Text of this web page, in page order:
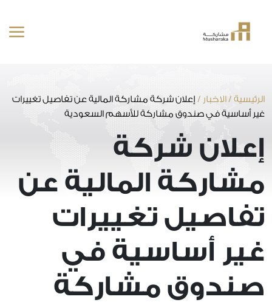
المحتوى
الرئيسية /الاخبار / إعلان شركة مشاركة المالية عن تفاصيل تغييرات
غير أساسية في صندوق مشاركة للأسهم السعودية
إعلان شركة
مشاركة المالية عن
تفاصيل تغييرات
غير أساسية في
صندوق مشاركة